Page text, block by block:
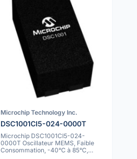
Microchip Technology Inc.
DSC1001CI5-024-0000T
Microchip DSC1001CI5-024-
0000T Oscillateur MEMS, Faible
Consommation, -40°C à 85°C,